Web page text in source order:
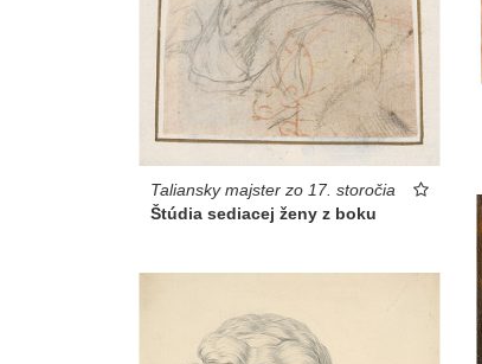
Taliansky majster zo 17. storočia
Štúdia sediacej ženy z boku